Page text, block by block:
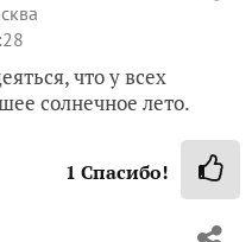
что у всех
солнечное лето.
1 Спасибо!